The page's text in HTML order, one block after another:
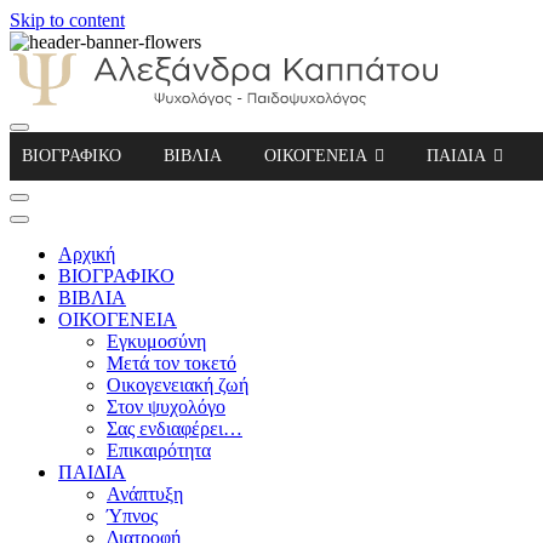
Skip to content
Αλεξάνδρα Καππάτου Ψυχολόγος –
ΒΙΟΓΡΑΦΙΚΟ ΒΙΒΛΙΑ ΟΙΚΟΓΕΝΕΙΑ ΠΑΙΔΙΑ
Αρχική
ΒΙΟΓΡΑΦΙΚΟ
ΒΙΒΛΙΑ
ΟΙΚΟΓΕΝΕΙΑ
Εγκυμοσύνη
Μετά τον τοκετό
Οικογενειακή ζωή
Στον ψυχολόγο
Σας ενδιαφέρει…
Επικαιρότητα
ΠΑΙΔΙΑ
Ανάπτυξη
Ύπνος
Διατροφή